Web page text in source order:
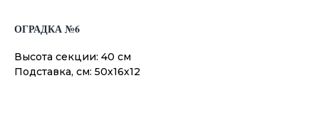
ОГРАДКА №6
Высота секции: 40 см
Подставка, см: 50х16х12